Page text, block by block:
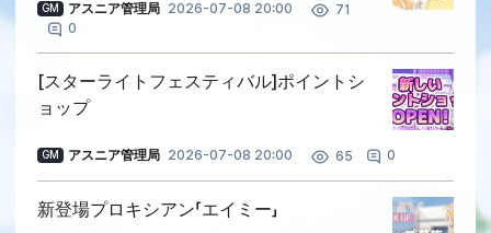
GM アスニア管理局 2026-07-08 20:00
71
0
[スターライトフェスティバル]ポイントシ
ョップ
GM アスニア管理局 2026-07-08 20:00 65 0
新登場プロキシアン「エイミー」